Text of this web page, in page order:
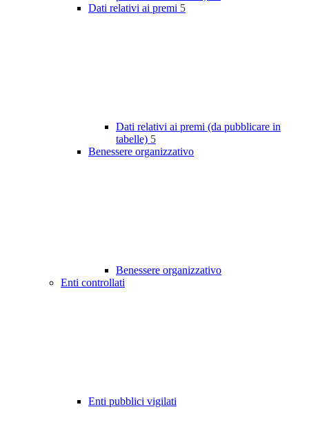
Dati relativi ai premi 5
Dati relativi ai premi (da pubblicare in
tabelle) 5
Benessere organizzativo
Benessere organizzativo
Enti controllati
Enti pubblici vigilati